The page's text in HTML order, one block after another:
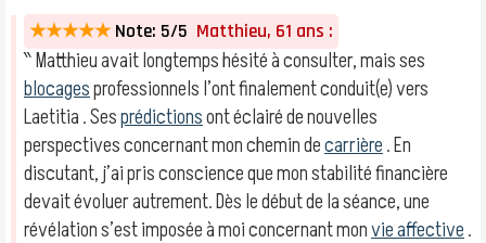
★★★★★ Note: 5/5 Matthieu, 61 ans :
‶ Matthieu avait longtemps hésité à consulter, mais ses
blocagesprofessionnels l’ont finalement conduit(e) vers
Laetitia . Sesprédictionsont éclairé de nouvelles
perspectives concernant mon chemin decarrière. En
discutant, j’ai pris conscience que mon stabilité financière
devait évoluer autrement. Dès le début de la séance, une
révélation s’est imposée à moi concernant monvie affective.